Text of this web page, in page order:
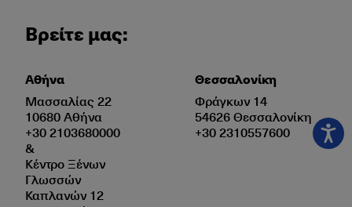
Βρείτε μας:
Αθήνα
Μασσαλίας 22
10680 Αθήνα
+30 2103680000
&
Κέντρο Ξένων
Γλωσσών
Καπλανών 12
Θεσσαλονίκη
Φράγκων 14
54626 Θεσσαλονίκη
+30 2310557600